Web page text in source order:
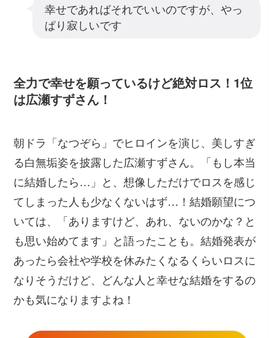
幸せであればそれでいいのですが、やっ
ぱり寂しいです
全力で幸せを願っているけど絶対ロス！1位
は広瀬すずさん！
朝ドラ「なつぞら」でヒロインを演じ、美しすぎ
る白無垢姿を披露した広瀬すずさん。「もし本当
に結婚したら…」と、想像しただけでロスを感じ
てしまった人も少なくないはず…！結婚願望につ
いては、「ありますけど、あれ、ないのかな？と
も思い始めてます」と語ったことも。結婚発表が
あったら会社や学校を休みたくなるくらいロスに
なりそうだけど、どんな人と幸せな結婚をするの
かも気になりますよね！